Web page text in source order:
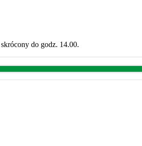
do godz. 14.00.